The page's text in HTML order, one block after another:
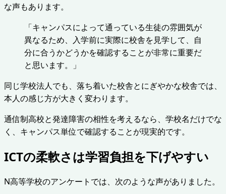
な声もあります。
「キャンパスによって通っている生徒の雰囲気が
異なるため、入学前に実際に校舎を見学して、自
分に合うかどうかを確認することが非常に重要だ
と思います。」
同じ学校法人でも、落ち着いた校舎とにぎやかな校舎では、
本人の感じ方が大きく変わります。
通信制高校と発達障害の相性を考えるなら、学校名だけでな
く、キャンパス単位で確認することが現実的です。
ICTの柔軟さは学習負担を下げやすい
N高等学校のアンケートでは、次のような声がありました。